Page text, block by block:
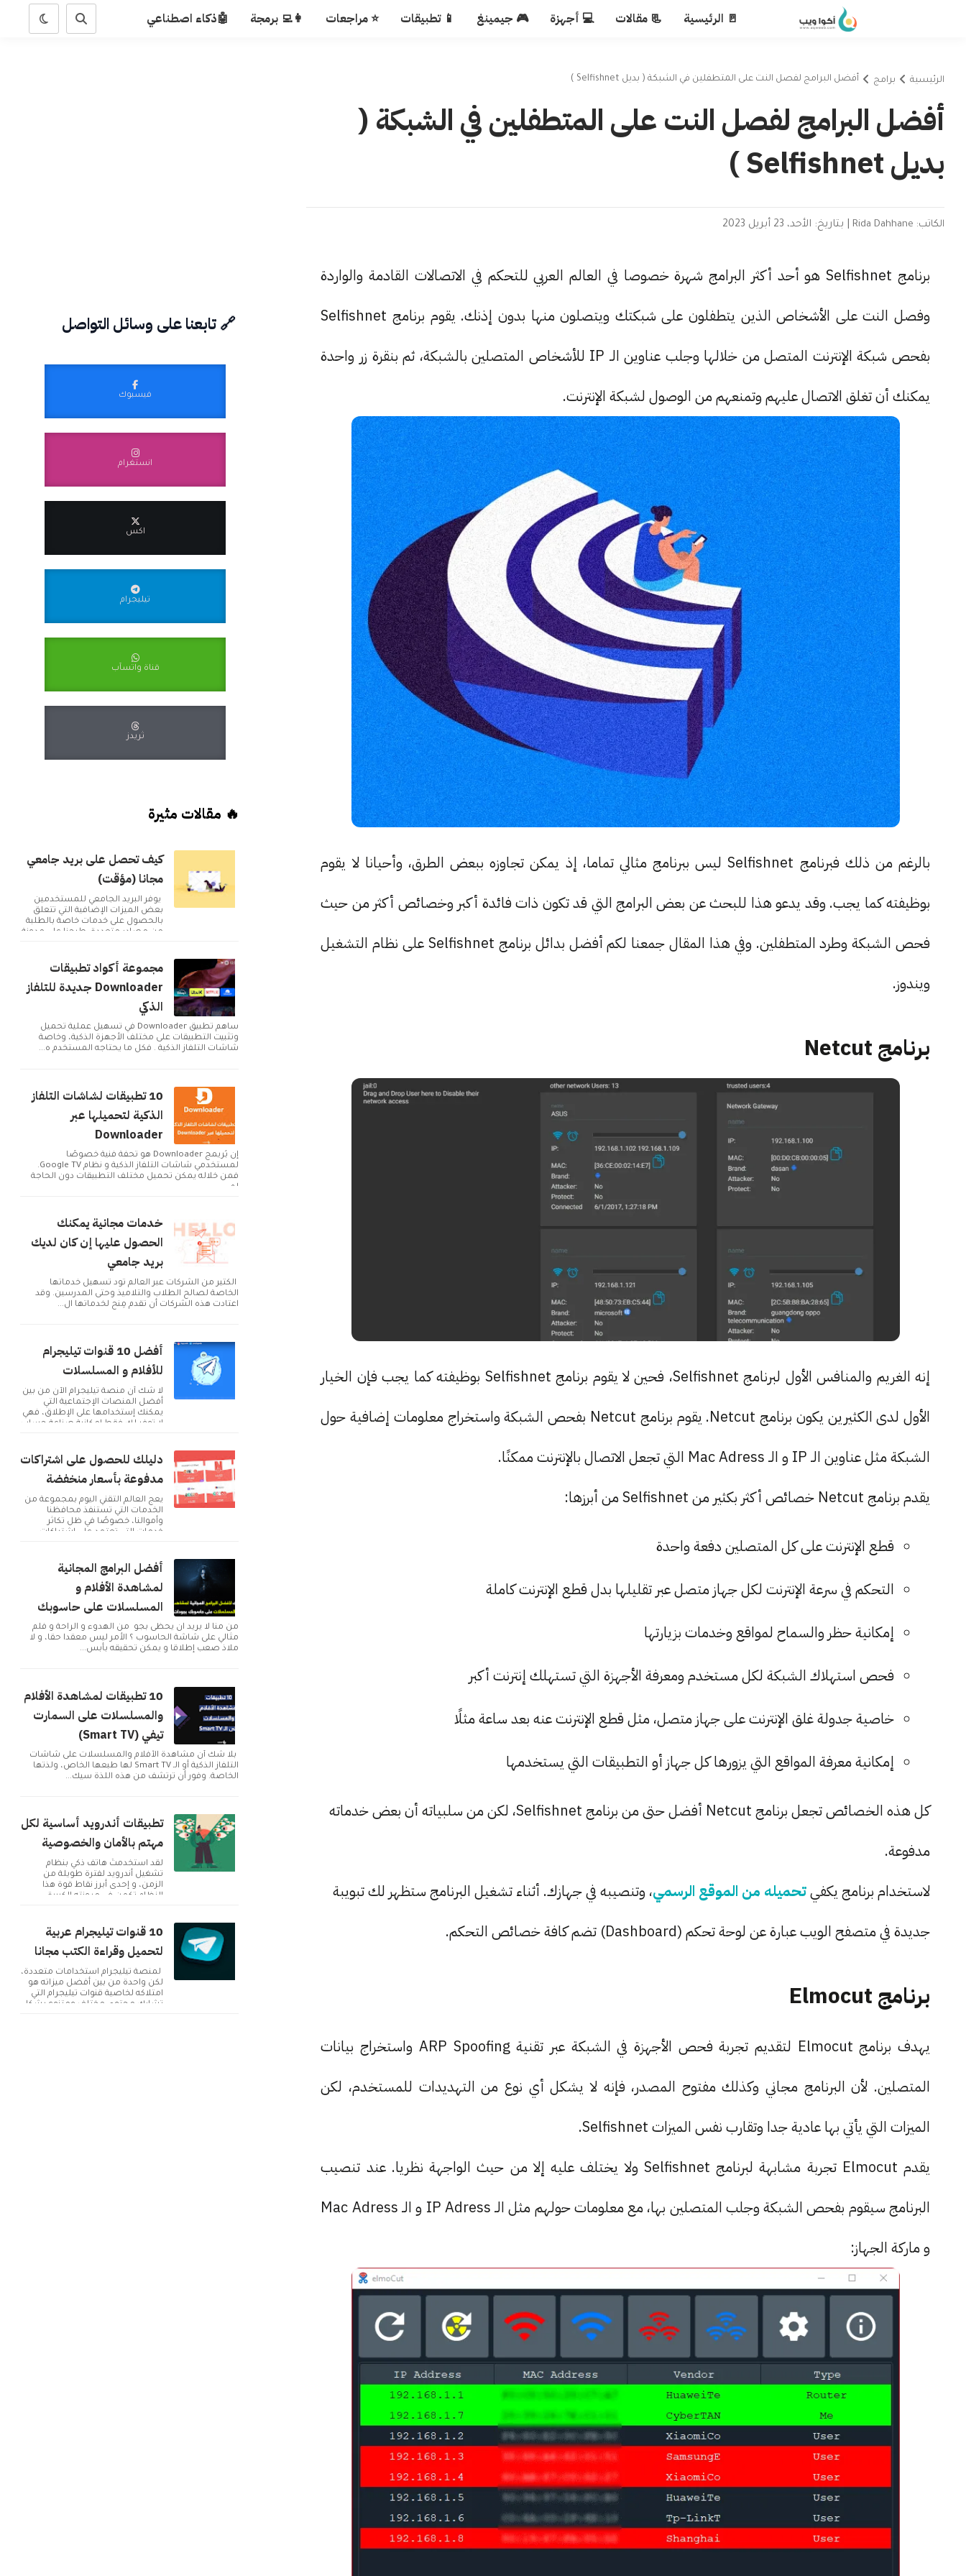
🚪 الرئيسية 📃 مقالات 💻 أجهزة 🎮 جيمينغ 📱 تطبيقات ⭐ مراجعات 👩‍💻 برمجة 🤖ذكاء اصطناعي
الرئيسية برامج أفضل البرامج لفصل النت على المتطفلين في الشبكة ( بديل Selfishnet )
أفضل البرامج لفصل النت على المتطفلين في الشبكة (
بديل Selfishnet )
الكاتب: Rida Dahhane بتاريخ: الأحد، 23 أبريل 2023
برنامج Selfishnet هو أحد أكثر البرامج شهرة خصوصا في العالم العربي للتحكم في الاتصالات القادمة والواردة
وفصل النت على الأشخاص الذين يتطفلون على شبكتك ويتصلون منها بدون إذنك. يقوم برنامج Selfishnet
بفحص شبكة الإنترنت المتصل من خلالها وجلب عناوين الـ IP للأشخاص المتصلين بالشبكة، ثم بنقرة زر واحدة
يمكنك أن تغلق الاتصال عليهم وتمنعهم من الوصول لشبكة الإنترنت.
بالرغم من ذلك فبرنامج Selfishnet ليس ببرنامج مثالي تماما، إذ يمكن تجاوزه ببعض الطرق، وأحيانا لا يقوم
بوظيفته كما يجب. وقد يدعو هذا للبحث عن بعض البرامج التي قد تكون ذات فائدة أكبر وخصائص أكثر من حيث
فحص الشبكة وطرد المتطفلين. وفي هذا المقال جمعنا لكم أفضل بدائل برنامج Selfishnet على نظام التشغيل
ويندوز.
برنامج Netcut
إنه الغريم والمنافس الأول لبرنامج Selfishnet، فحين لا يقوم برنامج Selfishnet بوظيفته كما يجب فإن الخيار
الأول لدى الكثيرين يكون برنامج Netcut. يقوم برنامج Netcut بفحص الشبكة واستخراج معلومات إضافية حول
الشبكة مثل عناوين الـ IP و الـ Mac Adress التي تجعل الاتصال بالإنترنت ممكنًا.
يقدم برنامج Netcut خصائص أكثر بكثير من Selfishnet من أبرزها:
قطع الإنترنت على كل المتصلين دفعة واحدة
التحكم في سرعة الإنترنت لكل جهاز متصل عبر تقليلها بدل قطع الإنترنت كاملة
إمكانية حظر والسماح لمواقع وخدمات بزيارتها
فحص استهلاك الشبكة لكل مستخدم ومعرفة الأجهزة التي تستهلك إنترنت أكبر
خاصية جدولة غلق الإنترنت على جهاز متصل، مثل قطع الإنترنت عنه بعد ساعة مثلًا
إمكانية معرفة المواقع التي يزورها كل جهاز أو التطبيقات التي يستخدمها
كل هذه الخصائص تجعل برنامج Netcut أفضل حتى من برنامج Selfishnet، لكن من سلبياته أن بعض خدماته
مدفوعة.
لاستخدام برنامج يكفيتحميله من الموقع الرسمي، وتنصيبه في جهازك. أثناء تشغيل البرنامج ستظهر لك تبويبة
جديدة في متصفح الويب عبارة عن لوحة تحكم (Dashboard) تضم كافة خصائص التحكم.
برنامج Elmocut
يهدف برنامج Elmocut لتقديم تجربة فحص الأجهزة في الشبكة عبر تقنية ARP Spoofing واستخراج بيانات
المتصلين. لأن البرنامج مجاني وكذلك مفتوح المصدر، فإنه لا يشكل أي نوع من التهديدات للمستخدم، لكن
الميزات التي يأتي بها عادية جدا وتقارب نفس الميزات Selfishnet.
يقدم Elmocut تجربة مشابهة لبرنامج Selfishnet ولا يختلف عليه إلا من حيث الواجهة نظريا. عند تنصيب
البرنامج سيقوم بفحص الشبكة وجلب المتصلين بها، مع معلومات حولهم مثل الـ IP Adress و الـ Mac Adress
و ماركة الجهاز:
🔗 تابعنا على وسائل التواصل
فيسبوك
انستغرام
اكس
تيليجرام
قناة واتسآب
ثريدز
🔥 مقالات مثيرة
كيف تحصل على بريد جامعي
مجانا (مؤقت)
يوفر البريد الجامعي للمستخدمين
بعض الميزات الإضافية التي تتعلق
بالحصول على خدمات خاصة بالطلبة
من مصادر متعددة. طرحنا على مدونة
مجموعة أكواد تطبيقات
Downloader جديدة للتلفاز
الذكي
ساهم تطبيق Downloader في تسهيل عملية تحميل
وتثبيت التطبيقات على مختلف الأجهزة الذكية، وخاصة
شاشات التلفاز الذكية . فكل ما يحتاجه المستخدم ه...
10 تطبيقات لشاشات التلفاز
الذكية لتحميلها عبر
Downloader
إن بُريمج Downloader هو تحفة فنية خصوصًا
لمستخدمي شاشات التلفاز الذكية و نظام Google TV.
فمن خلاله يمكن تحميل مختلف التطبيقات دون الحاجة
لم...
خدمات مجانية يمكنك
الحصول عليها إن كان لديك
بريد جامعي
الكثير من الشركات عبر العالم تود تسهيل خدماتها
الخاصة لصالح الطلاب والتلاميذ وحتى المدرسين. وقد
اعتادت هذه الشركات أن تقدم مِنح لخدماتها ال...
أفضل 10 قنوات تيليجرام
للأفلام و المسلسلات
لا شك أن منصة تيليجرام الآن من بين
أفضل المنصات الإجتماعية التي
يمكنك إستخدامها على الإطلاق، فهي
لا توفر لك فقط إمكانية صناعة حساب
دليلك للحصول على اشتراكات
مدفوعة بأسعار منخفضة
يعج العالم التقني اليوم بمجموعة من
الخدمات التي تستنفذ محافظنا
وأموالنا، خصوصًا في ظل تكاثر
خدمات التي تعتمد على اشتراكات
أفضل البرامج المجانية
لمشاهدة الأفلام و
المسلسلات على حاسوبك
من منا لا يريد ان يحظى بجو من الهدوء و الراحة و فلم
مثالي على شاشة الحاسوب ؟ الأمر ليس معقدا حقا، و لا
ملاذ صعب إطلاقا و يمكن تحقيقه بأبس...
10 تطبيقات لمشاهدة الأفلام
والمسلسلات على السمارت
تيفي (Smart TV)
بلا شك أن مشاهدة الأفلام والمسلسلات على شاشات
التلفاز الذكية أو الـ Smart TV لها طبعها الخاص، ولذتها
الخاصة. وفور أن ترتشف من هذه اللذة سيك...
تطبيقات أندرويد أساسية لكل
مهتم بالأمان والخصوصية
لقد استخدمتُ هاتف ذكي بنظام
تشغيل أندرويد لفترة طويلة من
الزمن، و إحدى أبرز نقاط قوة هذا
النظام تكمن في مرونته الكبيرة
10 قنوات تيليجرام عربية
لتحميل وقراءة الكتب مجانا
لمنصة تيليجرام استخدامات متعددة،
لكن واحدة من بين أفضل ميزاته هو
امتلاكه لخاصية قنوات تيليجرام التي
تشارك محتوى مختلف ومتنوع بشكل